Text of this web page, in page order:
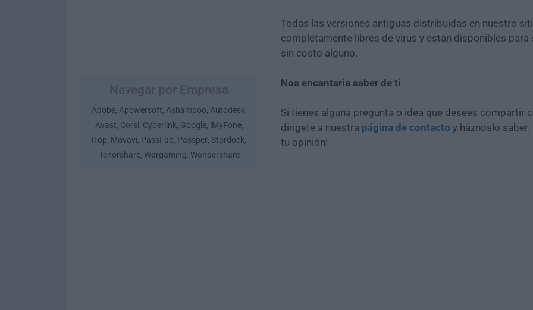
Adobe, Apowersoft, Ashampoo, Autodesk,
Avast, Corel , Cyberlink, Google, iMyFone,
iTop, Movavi, PassFab, Passper, Stardock,
Tenorshare, Wargaming, Wondershare
Todas las versiones antiguas distribuidas en nuestro
completamente libres de virus y están disponibles para
sin costo alguno.
Nos encantaría saber de ti
Si tienes alguna pregunta o idea que desees compartir
dirígete a nuestra página de contacto y háznoslo saber.
tu opinión!